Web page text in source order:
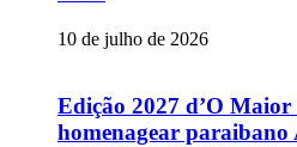
10 de julho de 2026
Edição 2027 d’O
homenagear paraibano